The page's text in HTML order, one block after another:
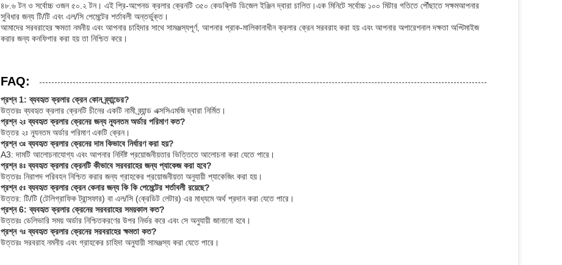
৪৮.৬ টন ও সর্বোচ্চ ওজন ৫০.২ টন। এই প্রি-অপেনড ক্রলার ক্রেনটি ৩৫০ কেডব্লিউ ডিজেল ইঞ্জিন দ্বারা চালিত।এক মিনিটে সর্বোচ্চ ১০০ মিটার গতিতে পৌঁছাতে সক্ষমআপনার
সুবিধার জন্য টি/টি এবং এল/সি পেমেন্টের শর্তাবলী অন্তর্ভুক্ত।
আমাদের সরবরাহের ক্ষমতা নমনীয় এবং আপনার চাহিদার সাথে সামঞ্জস্যপূর্ণ, আপনার প্রাক-মালিকানাধীন ক্রলার ক্রেন সরবরাহ করা হয় এবং আপনার অপারেশনাল দক্ষতা অপ্টিমাইজ
করার জন্য কনফিগার করা হয় তা নিশ্চিত করে।
FAQ:
প্রশ্ন 1: ব্যবহৃত ক্রলার ক্রেন কোন ব্র্যান্ডের?
উত্তরঃ ব্যবহৃত ক্রলার ক্রেনটি চীনের একটি নামী ব্র্যান্ড এক্সসিএমজি দ্বারা নির্মিত।
প্রশ্ন ২ঃ ব্যবহৃত ক্রলার ক্রেনের জন্য ন্যূনতম অর্ডার পরিমাণ কত?
উত্তর ২ঃ ন্যূনতম অর্ডার পরিমাণ একটি ক্রেন।
প্রশ্ন ৩ঃ ব্যবহৃত ক্রলার ক্রেনের দাম কিভাবে নির্ধারণ করা হয়?
A3: দামটি আলোচনাযোগ্য এবং আপনার নির্দিষ্ট প্রয়োজনীয়তার ভিত্তিতে আলোচনা করা যেতে পারে।
প্রশ্ন ৪ঃ ব্যবহৃত ক্রলার ক্রেনটি কীভাবে সরবরাহের জন্য প্যাকেজ করা হবে?
উত্তরঃ নিরাপদ পরিবহন নিশ্চিত করার জন্য গ্রাহকের প্রয়োজনীয়তা অনুযায়ী প্যাকেজিং করা হয়।
প্রশ্ন ৫ঃ ব্যবহৃত ক্রলার ক্রেন কেনার জন্য কি কি পেমেন্টের শর্তাবলী রয়েছে?
উত্তর: টি/টি (টেলিগ্রাফিক ট্রান্সফার) বা এল/সি (ক্রেডিট লেটার) এর মাধ্যমে অর্থ প্রদান করা যেতে পারে।
প্রশ্ন 6: ব্যবহৃত ক্রলার ক্রেনের সরবরাহের সময়কাল কত?
উত্তরঃ ডেলিভারি সময় অর্ডার নিশ্চিতকরণের উপর নির্ভর করে এবং সে অনুযায়ী জানানো হবে।
প্রশ্ন ৭ঃ ব্যবহৃত ক্রলার ক্রেনের সরবরাহের ক্ষমতা কত?
উত্তরঃ সরবরাহ নমনীয় এবং গ্রাহকের চাহিদা অনুযায়ী সামঞ্জস্য করা যেতে পারে।